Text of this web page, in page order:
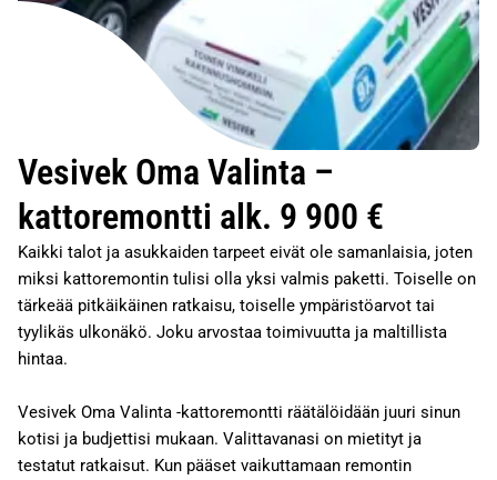
Vesivek Oma Valinta –
kattoremontti alk. 9 900 €
Kaikki talot ja asukkaiden tarpeet eivät ole samanlaisia, joten
miksi kattoremontin tulisi olla yksi valmis paketti. Toiselle on
tärkeää pitkäikäinen ratkaisu, toiselle ympäristöarvot tai
tyylikäs ulkonäkö. Joku arvostaa toimivuutta ja maltillista
hintaa.
Vesivek Oma Valinta -kattoremontti räätälöidään juuri sinun
kotisi ja budjettisi mukaan. Valittavanasi on mietityt ja
testatut ratkaisut. Kun pääset vaikuttamaan remontin